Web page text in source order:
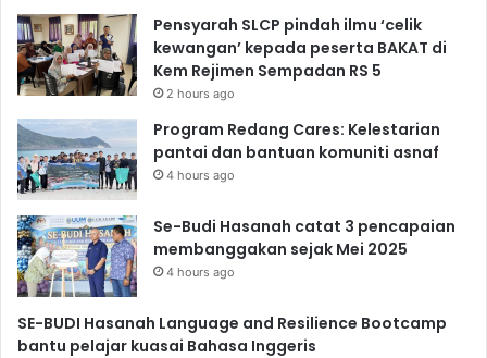
Pensyarah SLCP pindah ilmu ‘celik
kewangan’ kepada peserta BAKAT di
Kem Rejimen Sempadan RS 5
2 hours ago
Program Redang Cares: Kelestarian
pantai dan bantuan komuniti asnaf
4 hours ago
Se-Budi Hasanah catat 3 pencapaian
membanggakan sejak Mei 2025
4 hours ago
SE-BUDI Hasanah Language and Resilience Bootcamp
bantu pelajar kuasai Bahasa Inggeris